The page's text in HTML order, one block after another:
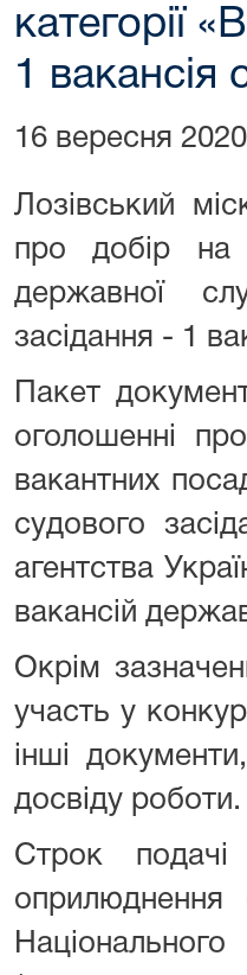
категорії
1 вакансія
16 вересня
Лозівський
про добір на
державної
засідання - 1
Пакет
оголошенні
вакантних
судового
агентства
вакансій
Окрім
участь у
інші
досвіду роботи.
Строк
оприлюднення